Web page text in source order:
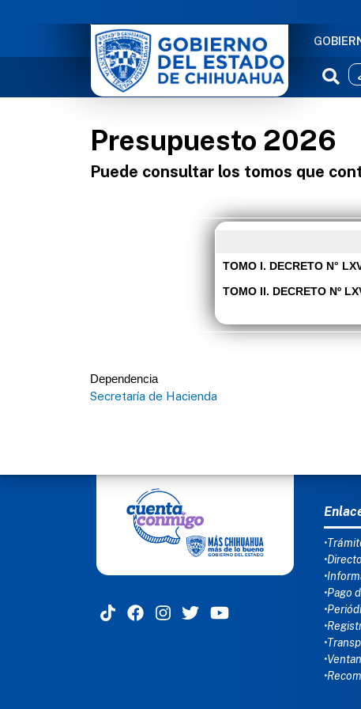
Presupuesto 2026
Puede consultar los tomos que
TOMO I. DECRETO N°
TOMO II. DECRETO Nº
Dependencia
Secretaría de Hacienda
•Pago